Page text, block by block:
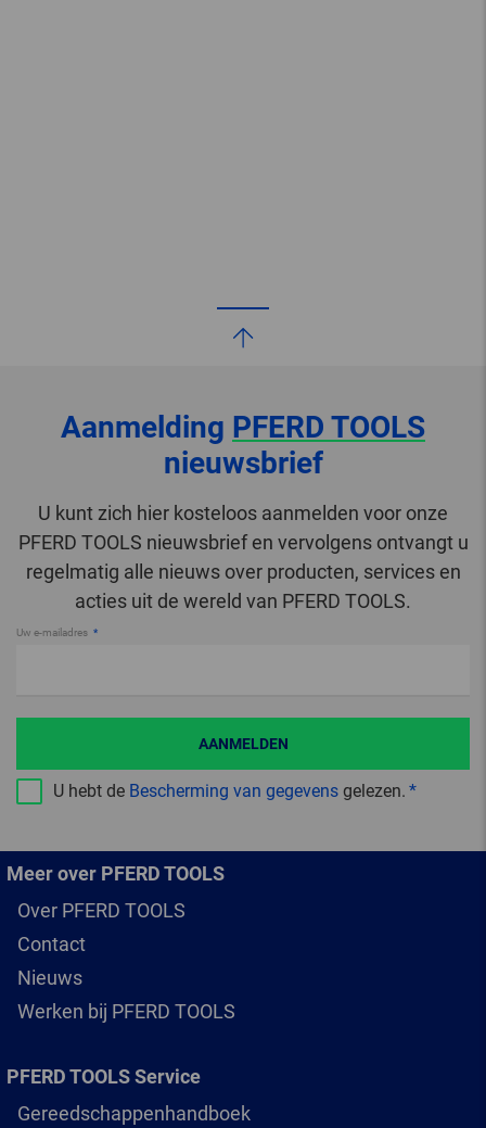
Aanmelding PFERD TOOLS
nieuwsbrief
U kunt zich hier kosteloos aanmelden voor onze
PFERD TOOLS nieuwsbrief en vervolgens ontvangt u
regelmatig alle nieuws over producten, services en
acties uit de wereld van PFERD TOOLS.
Uw e-mailadres
U hebt de Bescherming van gegevens gelezen.
AANMELDEN
Meer over PFERD TOOLS
Over PFERD TOOLS
Contact
Nieuws
Werken bij PFERD TOOLS
PFERD TOOLS Service
Gereedschappenhandboek